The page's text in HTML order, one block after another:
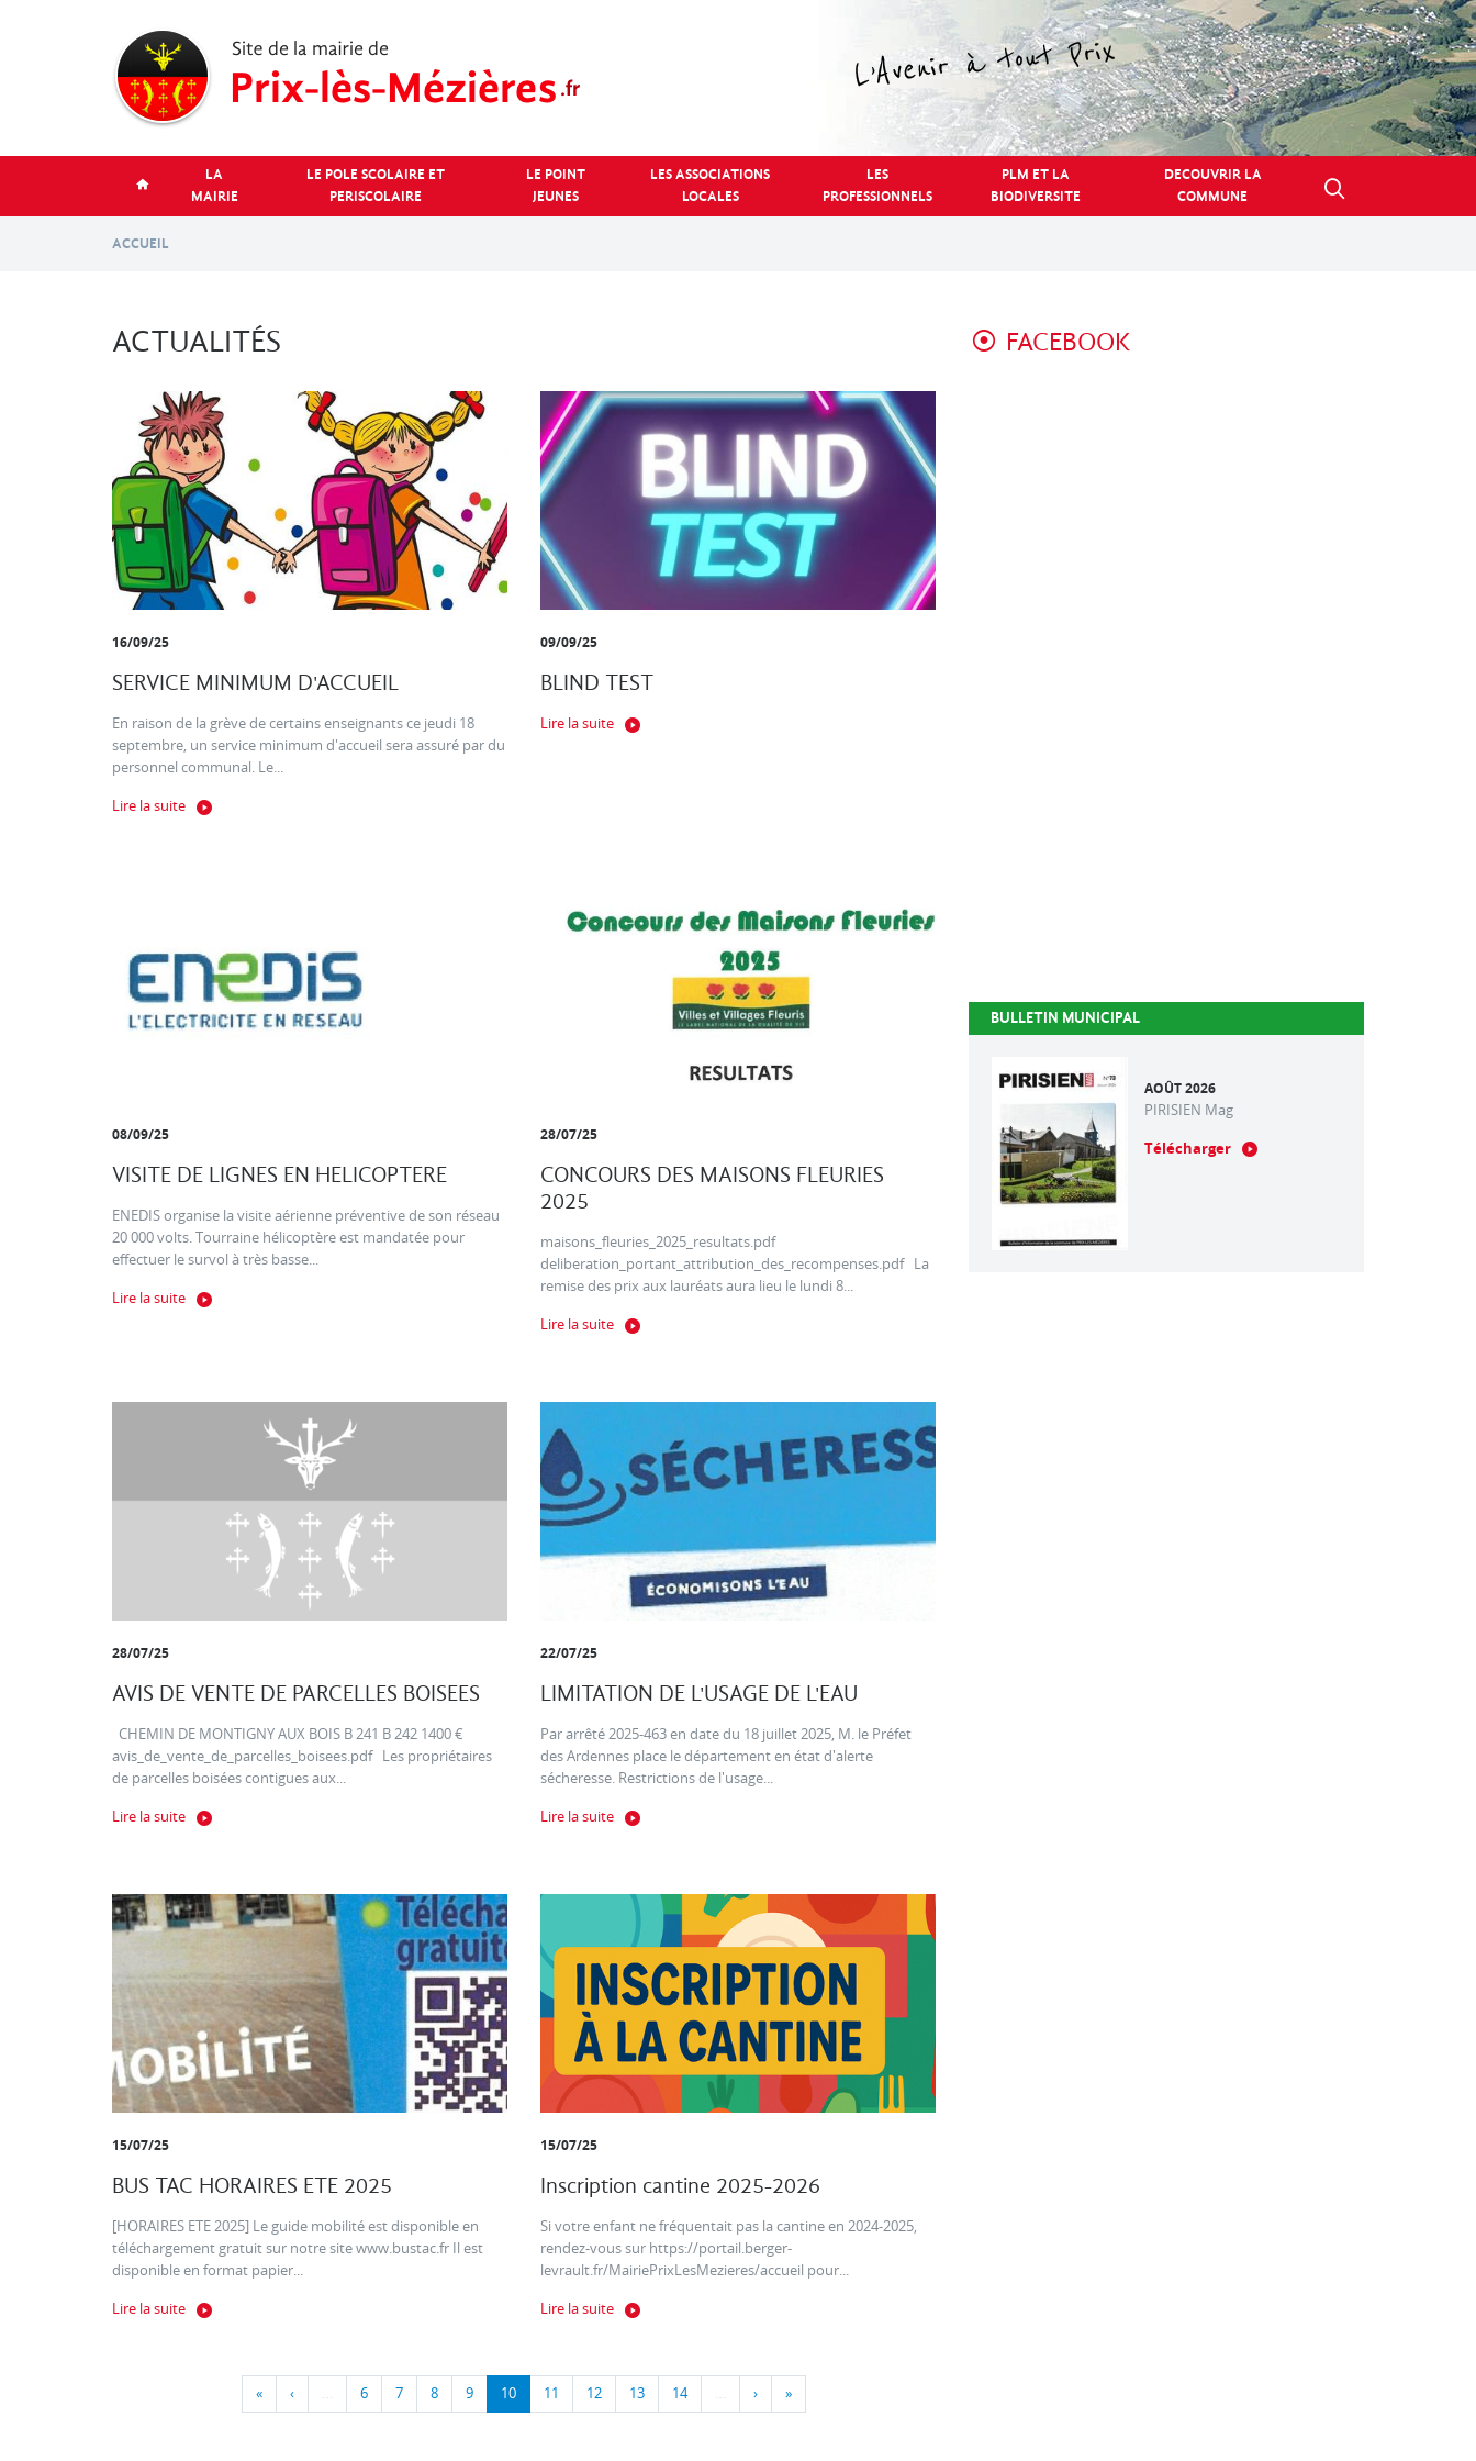
LA
MAIRIE
LE POLE SCOLAIRE ET
PERISCOLAIRE
LE POINT
JEUNES
LES ASSOCIATIONS
LOCALES
LES
PROFESSIONNELS
PLM ET LA
BIODIVERSITE
DECOUVRIR LA
COMMUNE
ACCUEIL
ACTUALITÉS
16/09/25
SERVICE MINIMUM D'ACCUEIL
En raison de la grève de certains enseignants ce jeudi 18
septembre, un service minimum d'accueil sera assuré par du
personnel communal. Le...
Lire la suite
09/09/25
BLIND TEST
Lire la suite
08/09/25
VISITE DE LIGNES EN HELICOPTERE
ENEDIS organise la visite aérienne préventive de son réseau
20 000 volts. Tourraine hélicoptère est mandatée pour
effectuer le survol à très basse...
Lire la suite
28/07/25
CONCOURS DES MAISONS FLEURIES
2025
maisons_fleuries_2025_resultats.pdf
deliberation_portant_attribution_des_recompenses.pdf La
remise des prix aux lauréats aura lieu le lundi 8...
Lire la suite
28/07/25
AVIS DE VENTE DE PARCELLES BOISEES
CHEMIN DE MONTIGNY AUX BOIS B 241 B 242 1400 €
avis_de_vente_de_parcelles_boisees.pdf Les propriétaires
de parcelles boisées contigues aux...
Lire la suite
22/07/25
LIMITATION DE L'USAGE DE L'EAU
Par arrêté 2025-463 en date du 18 juillet 2025, M. le Préfet
des Ardennes place le département en état d'alerte
sécheresse. Restrictions de l'usage...
Lire la suite
15/07/25
BUS TAC HORAIRES ETE 2025
[HORAIRES ETE 2025] Le guide mobilité est disponible en
téléchargement gratuit sur notre site www.bustac.fr Il est
disponible en format papier...
Lire la suite
15/07/25
Inscription cantine 2025-2026
Si votre enfant ne fréquentait pas la cantine en 2024-2025,
rendez-vous sur https://portail.berger-
levrault.fr/MairiePrixLesMezieres/accueil pour...
Lire la suite
« ‹ … 6 7 8 9 10 11 12 13 14 … › »
FACEBOOK
BULLETIN MUNICIPAL
AOÛT 2026
PIRISIEN Mag
Télécharger